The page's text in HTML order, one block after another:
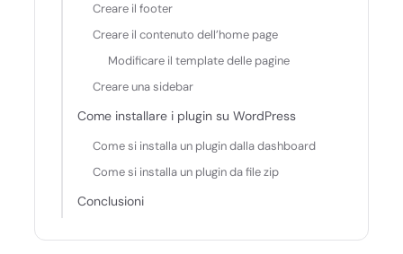
Creare il footer
Creare il contenuto dell’home page
Modificare il template delle pagine
Creare una sidebar
Come installare i plugin su WordPress
Come si installa un plugin dalla dashboard
Come si installa un plugin da file zip
Conclusioni